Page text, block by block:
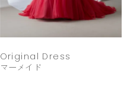
Original Dress
マーメイド